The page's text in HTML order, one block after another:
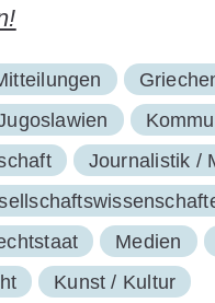
Journalistik /
Medien
Kunst / Kultur